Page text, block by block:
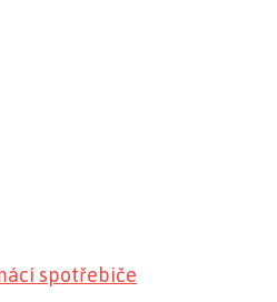
spotřebiče